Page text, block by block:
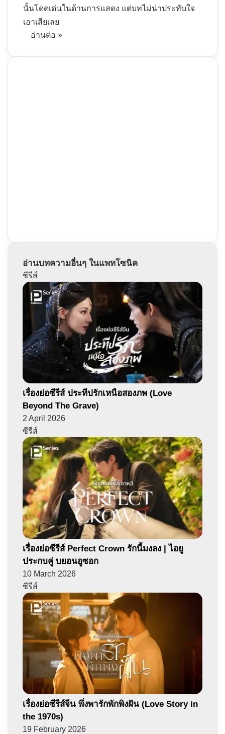
นั้นโดดเด่นในด้านการแสดง แต่บทไม่น่าประทับใจ
เอาเสียเลย
อ่านต่อ »
อ่านบทความอื่นๆ ในแพทโซนิค
ซีรีส์
เรื่องย่อซีรีส์ ประทีปรักเหนือสองภพ (Love
Beyond The Grave)
2 April 2026
ซีรีส์
เรื่องย่อซีรีส์ Perfect Crown รักนี้มงลง | ไอยู
ประกบคู่ บยอนอูซอก
10 March 2026
ซีรีส์
เรื่องย่อซีรีส์จีน พึ่งพารักพักพิงฝัน (Love Story in
the 1970s)
19 February 2026